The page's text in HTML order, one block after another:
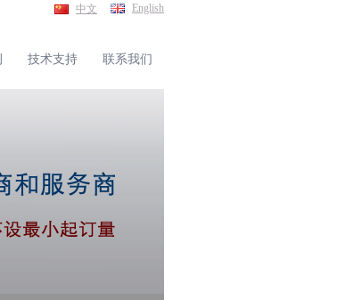
English
中文
技术支持 联系我们